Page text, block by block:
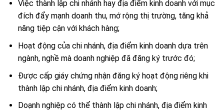
Việc thành lập chi nhánh hay địa điểm kinh doanh với mục
đích đẩy mạnh doanh thu, mớ rộng thị trường, tăng khả
năng tiệp cận với khách hàng;
Hoạt động của chi nhánh, địa điểm kinh doanh dựa trên
ngành, nghề mà doanh nghiệp đã đăng ký trước đó;
Được cấp giáy chứng nhận đăng ký hoạt động riêng khi
thành lập chi nhánh, địa điểm kinh doanh;
Doạnh nghiệp có thể thành lập chi nhánh, địa điểm kinh